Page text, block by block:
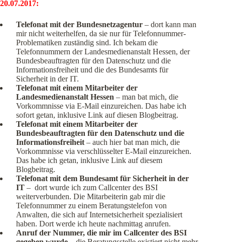
20.07.2017:
Telefonat mit der Bundesnetzagentur – dort kann man
mir nicht weiterhelfen, da sie nur für Telefonnummer-
Problematiken zuständig sind. Ich bekam die
Telefonnummern der Landesmedienanstalt Hessen, der
Bundesbeauftragten für den Datenschutz und die
Informationsfreiheit und die des Bundesamts für
Sicherheit in der IT.
Telefonat mit einem Mitarbeiter der
Landesmedienanstalt Hessen – man bat mich, die
Vorkommnisse via E-Mail einzureichen. Das habe ich
sofort getan, inklusive Link auf diesen Blogbeitrag.
Telefonat mit einem Mitarbeiter der
Bundesbeauftragten für den Datenschutz und die
Informationsfreiheit – auch hier bat man mich, die
Vorkommnisse via verschlüsselter E-Mail einzureichen.
Das habe ich getan, inklusive Link auf diesem
Blogbeitrag.
Telefonat mit dem Bundesamt für Sicherheit in der
IT – dort wurde ich zum Callcenter des BSI
weiterverbunden. Die Mitarbeiterin gab mir die
Telefonnummer zu einem Beratungstelefon von
Anwalten, die sich auf Internetsicherheit spezialisiert
haben. Dort werde ich heute nachmittag anrufen.
Anruf der Nummer, die mir im Callcenter des BSI